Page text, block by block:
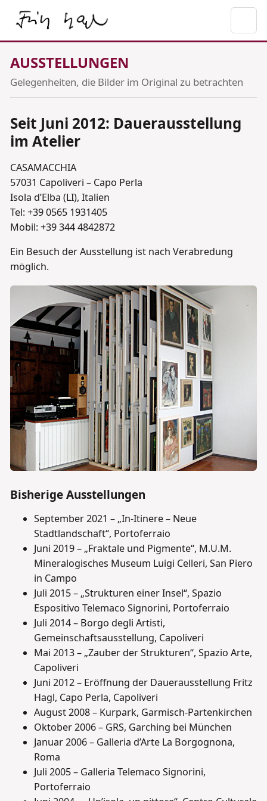
AUSSTELLUNGEN
Gelegenheiten, die Bilder im Original zu betrachten
Seit Juni 2012: Dauerausstellung
im Atelier
CASAMACCHIA
57031 Capoliveri – Capo Perla
Isola d’Elba (LI), Italien
Tel: +39 0565 1931405
Mobil: +39 344 4842872
Ein Besuch der Ausstellung ist nach Verabredung
möglich.
Bisherige Ausstellungen
September 2021 – „In-Itinere – Neue
Stadtlandschaft“, Portoferraio
Juni 2019 – „Fraktale und Pigmente“, M.U.M.
Mineralogisches Museum Luigi Celleri, San Piero
in Campo
Juli 2015 – „Strukturen einer Insel“, Spazio
Espositivo Telemaco Signorini, Portoferraio
Juli 2014 – Borgo degli Artisti,
Gemeinschaftsausstellung, Capoliveri
Mai 2013 – „Zauber der Strukturen“, Spazio Arte,
Capoliveri
Juni 2012 – Eröffnung der Dauerausstellung Fritz
Hagl, Capo Perla, Capoliveri
August 2008 – Kurpark, Garmisch-Partenkirchen
Oktober 2006 – GRS, Garching bei München
Januar 2006 – Galleria d’Arte La Borgognona,
Roma
Juli 2005 – Galleria Telemaco Signorini,
Portoferraio